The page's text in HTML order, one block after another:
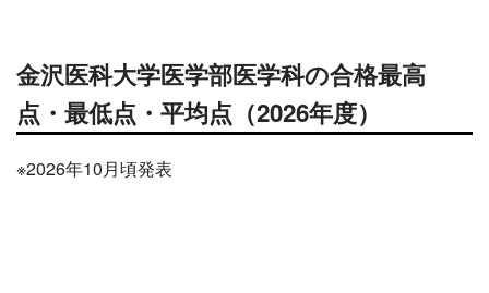
金沢医科大学医学部医学科の合格最高
点・最低点・平均点 （2026年度）
※2026年10月頃発表